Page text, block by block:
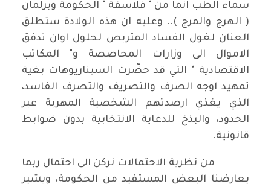
سماء الطب انما من " فلاسفة " الحكومة وبرلمان
( الهرج والمرج ).. وعليه ان هذه الولادة ستطلق
العنان لغول الفساد المتربص لحلول اوان تدفق
الاموال الى وزارات المحاصصة و" المكاتب
الاقتصادية " التي قد حضّرت السيناريوهات بغية
تمهيد اوجه الصرف والتصريف والتصرف الفاسد،
الذي يغذي ارصدتهم الشخصية المهربة عبر
الحدود، والبذخ للدعاية الانتخابية بدون ضوابط
قانونية.
من نظرية الاحتمالات نركن الى احتمال ربما
يعارضنا البعض المستفيد من الحكومة، ويشير